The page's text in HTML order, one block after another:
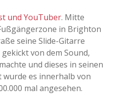
und YouTuber. Mitte
in Brighton
seine Slide-Gitarre
von dem Sound,
und dieses in seinen
wurde es innerhalb von
mal angesehen.